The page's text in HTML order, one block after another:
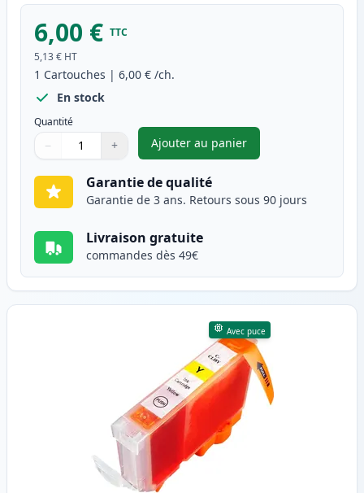
6,00 € TTC
5,13 € HT
1 Cartouches | 6,00 € /ch.
En stock
Quantité
Quantité
Utilisez les boutons pour ajuster
− +
Quantité
Ajouter au panier
,Canon CLI-8M cartouche
Garantie de qualité
Garantie de 3 ans. Retours sous 90 jours
Livraison gratuite
commandes dès 49€
Avec puce